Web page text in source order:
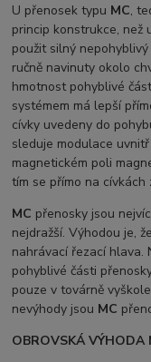
U přenosek typu MC,
princip konstrukce, než
použit silný
ručně navinuty okolo
hmotnost pohyblivé
systémem má lepší
cívky uvedeny do
sleduje modulace
magnetickém poli
tím se přímo na
MC přenosky jsou
nejdražší. Výhodou je,
nahrávací řezací hlava.
pohyblivé části
pouze v továrně
nevýhody jsou MC
OBROVSKÁ